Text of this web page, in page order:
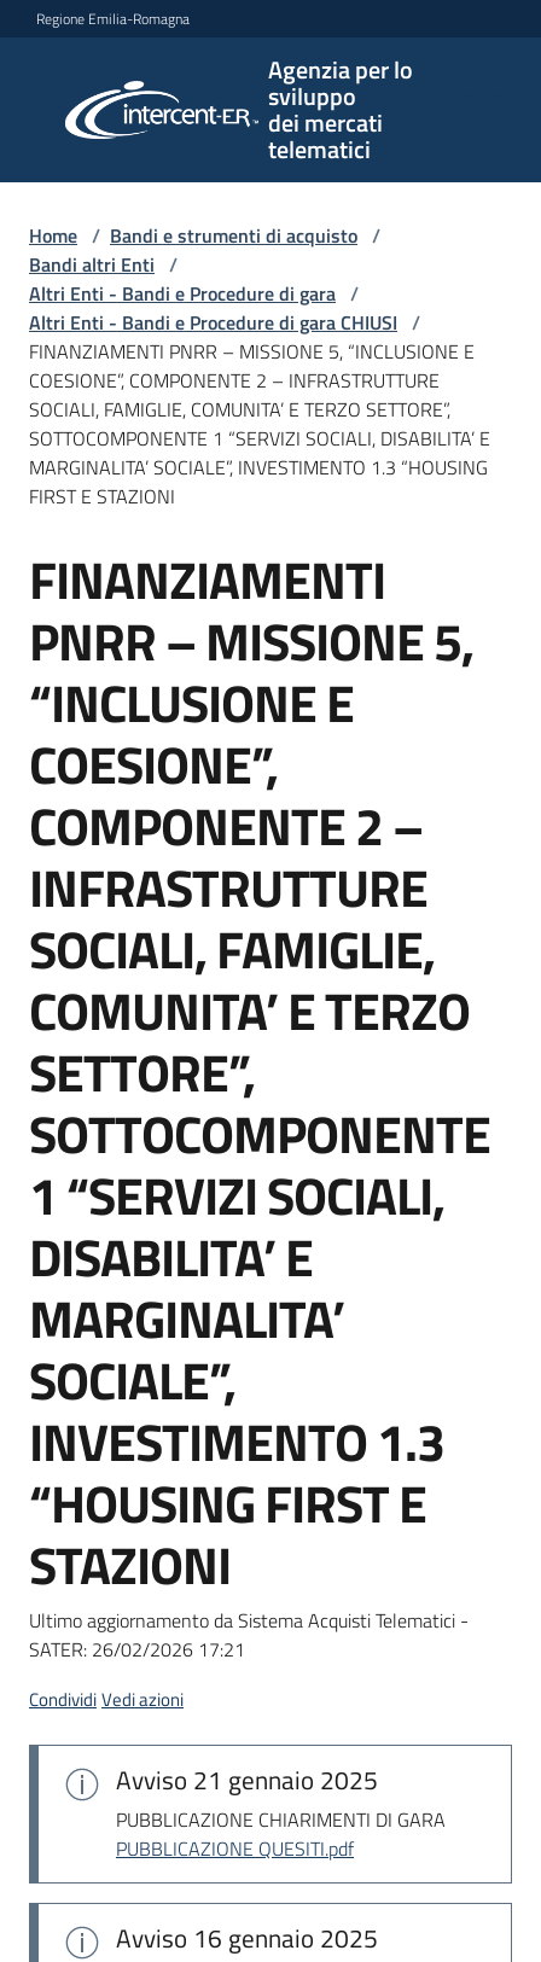
Vai al contenuto
Vai alla navigazione
Vai al footer
Regione Emilia-Romagna
Agenzia per lo
sviluppo
dei mercati
telematici
per lo
sviluppo
telematici
L'Agenzia
Bandi
e
strumenti
acquisto
Supporto
Piattaforme
telematiche
English
site
Seguici
su
Home / Bandi e strumenti di acquisto /
Bandi altri Enti /
Altri Enti - Bandi e Procedure di gara /
Altri Enti - Bandi e Procedure di gara CHIUSI /
FINANZIAMENTI PNRR – MISSIONE 5, “INCLUSIONE E
COESIONE”, COMPONENTE 2 – INFRASTRUTTURE
SOCIALI, FAMIGLIE, COMUNITA’ E TERZO SETTORE”,
SOTTOCOMPONENTE 1 “SERVIZI SOCIALI, DISABILITA’ E
MARGINALITA’ SOCIALE”, INVESTIMENTO 1.3 “HOUSING
FIRST E STAZIONI
Salta al contenuto
FINANZIAMENTI
PNRR – MISSIONE 5,
“INCLUSIONE E
COESIONE”,
COMPONENTE 2 –
INFRASTRUTTURE
SOCIALI, FAMIGLIE,
COMUNITA’ E TERZO
SETTORE”,
SOTTOCOMPONENTE
1 “SERVIZI SOCIALI,
DISABILITA’ E
MARGINALITA’
SOCIALE”,
INVESTIMENTO 1.3
“HOUSING FIRST E
STAZIONI
Ultimo aggiornamento da Sistema Acquisti Telematici -
SATER: 26/02/2026 17:21
CondividiVedi azioni
Avviso 21 gennaio 2025
PUBBLICAZIONE CHIARIMENTI DI GARA
PUBBLICAZIONE QUESITI.pdf
Avviso 16 gennaio 2025